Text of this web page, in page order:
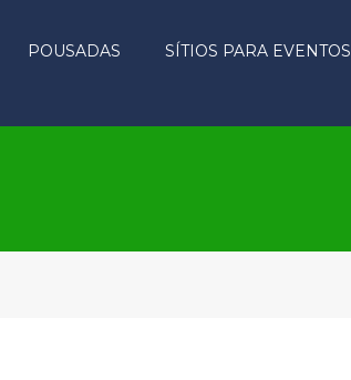
POUSADAS SÍTIOS PARA EVENTOS